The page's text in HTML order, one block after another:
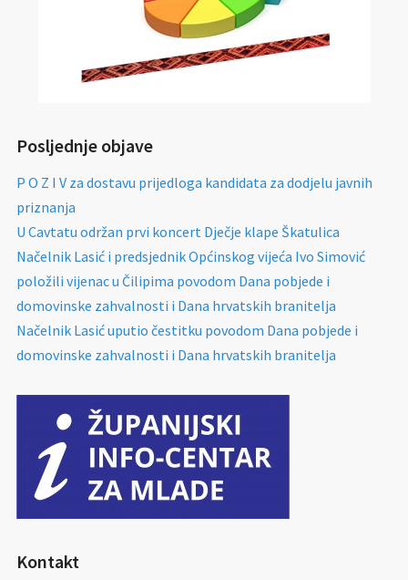
Posljednje objave
P O Z I V za dostavu prijedloga kandidata za dodjelu javnih
priznanja
U Cavtatu održan prvi koncert Dječje klape Škatulica
Načelnik Lasić i predsjednik Općinskog vijeća Ivo Simović
položili vijenac u Čilipima povodom Dana pobjede i
domovinske zahvalnosti i Dana hrvatskih branitelja
Načelnik Lasić uputio čestitku povodom Dana pobjede i
domovinske zahvalnosti i Dana hrvatskih branitelja
Kontakt